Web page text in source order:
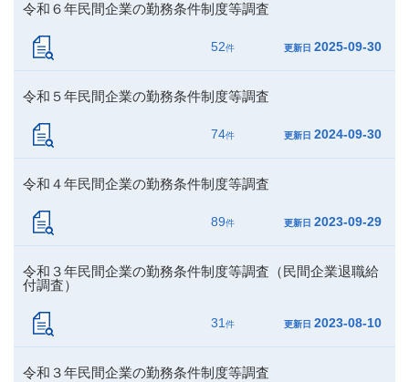
令和６年民間企業の勤務条件制度等調査
52件 更新日 2025-09-30
令和５年民間企業の勤務条件制度等調査
74件 更新日 2024-09-30
令和４年民間企業の勤務条件制度等調査
89件 更新日 2023-09-29
令和３年民間企業の勤務条件制度等調査（民間企業退職給
付調査）
31件 更新日 2023-08-10
令和３年民間企業の勤務条件制度等調査